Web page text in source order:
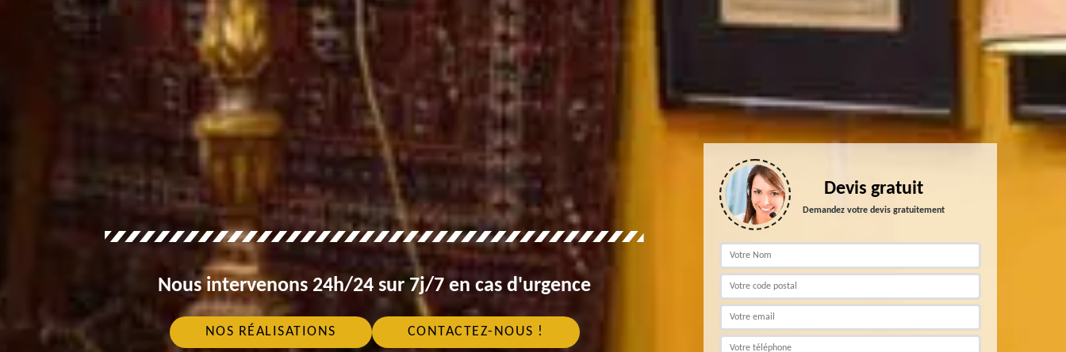
Nous intervenons 24h/24 sur 7j/7 en cas d'urgence
NOS RÉALISATIONS CONTACTEZ-NOUS !
Devis gratuit
Demandez votre devis gratuitement